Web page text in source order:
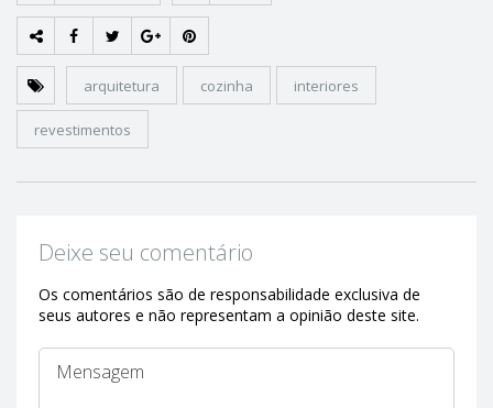
arquitetura cozinha interiores
revestimentos
Deixe seu comentário
Os comentários são de responsabilidade exclusiva de
seus autores e não representam a opinião deste site.